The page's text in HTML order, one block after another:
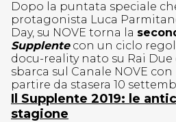
Dopo la puntata speciale
protagonista Luca
Day, su NOVE torna la
Supplentecon un ciclo
docu-reality nato su Rai Due
sbarca sul Canale NOVE
partire da stasera 10
Il Supplente 2019: le
stagione